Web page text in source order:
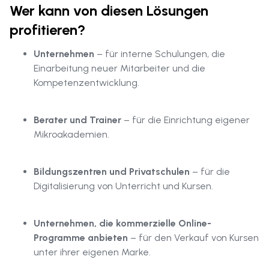
Wer kann von diesen Lösungen
profitieren?
Unternehmen – für interne Schulungen, die
Einarbeitung neuer Mitarbeiter und die
Kompetenzentwicklung.
Berater und Trainer – für die Einrichtung eigener
Mikroakademien.
Bildungszentren und Privatschulen – für die
Digitalisierung von Unterricht und Kursen.
Unternehmen, die kommerzielle Online-
Programme anbieten – für den Verkauf von Kursen
unter ihrer eigenen Marke.